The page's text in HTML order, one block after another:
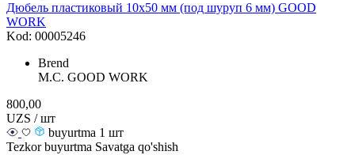
Дюбель пластиковый 10х50 мм (под шуруп 6 мм) GOOD
WORK
Kod: 00005246
Brend
M.С. GOOD WORK
800,00
UZS / шт
buyurtma 1 шт
Tezkor buyurtma Savatga qo'shish